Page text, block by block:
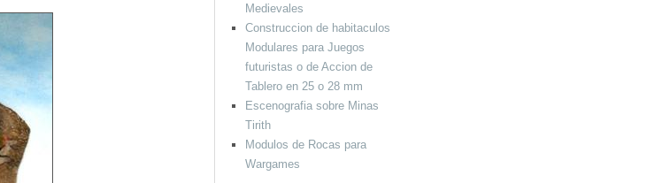
Medievales
Construccion de habitaculos
Modulares para Juegos
futuristas o de Accion de
Tablero en 25 o 28 mm
Escenografia sobre Minas
Tirith
Modulos de Rocas para
Wargames